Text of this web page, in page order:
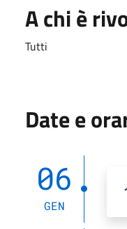
A chi è
Tutti
Date e
06
GEN